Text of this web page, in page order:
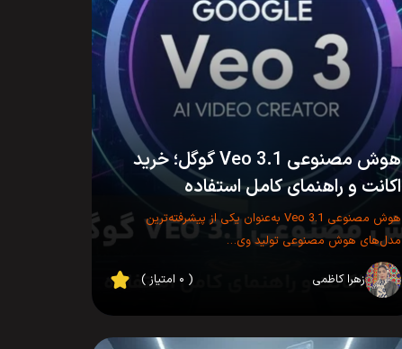
هوش مصنوعی Veo 3.1 گوگل؛ خرید
اکانت و راهنمای کامل استفاده
هوش مصنوعی Veo 3.1 به‌عنوان یکی از پیشرفته‌ترین
مدل‌های هوش مصنوعی تولید وی…
زهرا کاظمی ( ۰ امتیاز )